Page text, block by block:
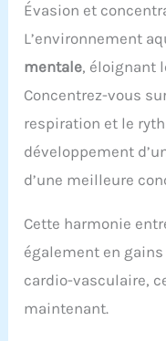
Évasion et
L’environnement
mentale, éloignant
Concentrez-vous
respiration et le
développement
d’une meilleure
Cette harmonie
également en
cardio-vasculaire,
maintenant.